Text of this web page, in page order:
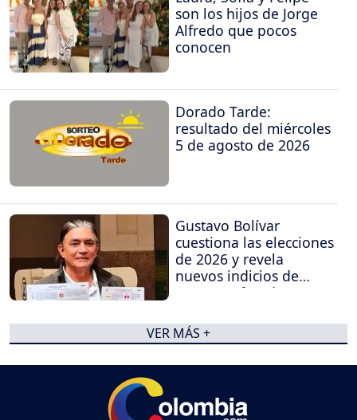
son los hijos de Jorge
Alfredo que pocos
conocen
Dorado Tarde:
resultado del miércoles
5 de agosto de 2026
Gustavo Bolívar
cuestiona las elecciones
de 2026 y revela
nuevos indicios de
supuesto fraude
VER MÁS +